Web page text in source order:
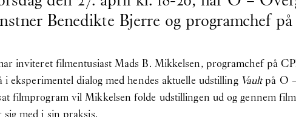
Benedikte Bjerre og programchef
inviteret filmentusiast Mads B. Mikkelsen, programchef på
i eksperimentel dialog med hendes aktuelle udstilling Vaultpå O
filmprogram vil Mikkelsen folde udstillingen ud og gennem
med i sin praksis.